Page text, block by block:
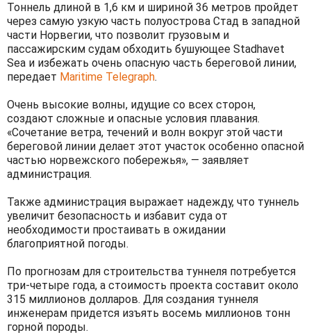
Тоннель длиной в 1,6 км и шириной 36 метров пройдет
через самую узкую часть полуострова Стад в западной
части Норвегии, что позволит грузовым и
пассажирским судам обходить бушующее Stadhavet
Sea и избежать очень опасную часть береговой линии,
передает Maritime Telegraph.
Очень высокие волны, идущие со всех сторон,
создают сложные и опасные условия плавания.
«Сочетание ветра, течений и волн вокруг этой части
береговой линии делает этот участок особенно опасной
частью норвежского побережья», — заявляет
администрация.
Также администрация выражает надежду, что туннель
увеличит безопасность и избавит суда от
необходимости простаивать в ожидании
благоприятной погоды.
По прогнозам для строительства туннеля потребуется
три-четыре года, а стоимость проекта составит около
315 миллионов долларов. Для создания туннеля
инженерам придется изъять восемь миллионов тонн
горной породы.